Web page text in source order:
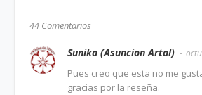
44 Comentarios
Sunika (Asuncion Artal)
Pues creo que esta no me
gracias por la reseña.